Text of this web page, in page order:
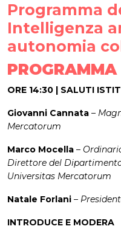
Programma
Intelligenza
autonomia
PROGRAMMA
ORE 14:30 | SALUTI
Giovanni Cannata –
Mercatorum
Marco Mocella –
Direttore del
Universitas Mercatorum
Natale Forlani –
INTRODUCE E MODERA